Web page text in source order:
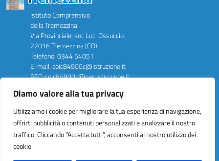
Diamo valore alla tua privacy
Utilizziamo i cookie per migliorare la tua esperienza di navigazione,
offrirti pubblicità o contenuti personalizzati e analizzare il nostro
traffico. Cliccando “Accetta tutti”, acconsenti al nostro utilizzo dei
cookie.
Istituto Comprensivo
della Tremezzina
Via Provinciale, snc Loc. Ossuccio
22016 Tremezzina (CO)
Telefono: 0344 54051
E-mail: coic84900c@istruzione.it
PEC: coic84900c@pec.istruzione.it
Codice Fiscale: 84002090136
Codice Univoco Ufficio: UFIVUW